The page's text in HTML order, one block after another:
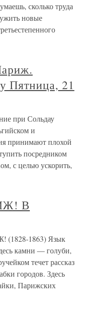
сколько труда
новые
Пятница, 21
при Сольдау
и
принимают плохой
посредником
с целью ускорить,
В
1863) Язык
камни — голуби,
течет рассказ
городов. Здесь
Парижских